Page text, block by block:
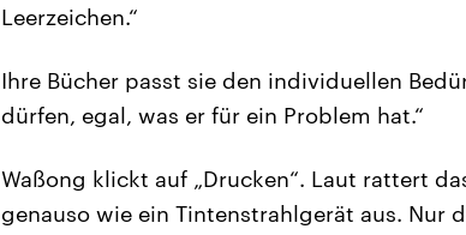
Leerzeichen.“
Ihre Bücher passt sie den individuellen
dürfen, egal, was er für ein Problem hat.“
Waßong klickt auf „Drucken“. Laut rattert
genauso wie ein Tintenstrahlgerät aus. Nur